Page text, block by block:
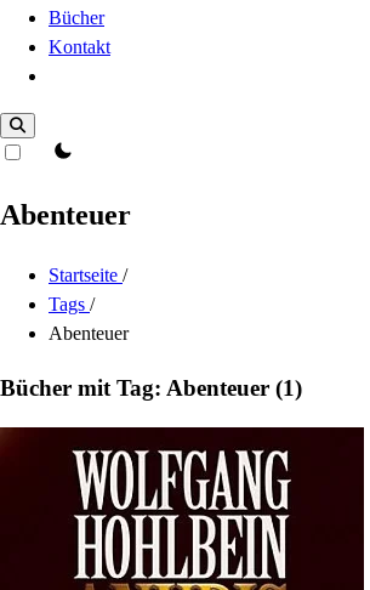
Bücher
Kontakt
theme switcher
Abenteuer
Startseite /
Tags /
Abenteuer
Bücher mit Tag: Abenteuer (1)